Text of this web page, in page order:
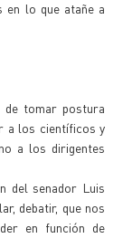
en lo que atañe a
tomar postura
a los científicos y
a los dirigentes
del senador Luis
debatir, que nos
en función de